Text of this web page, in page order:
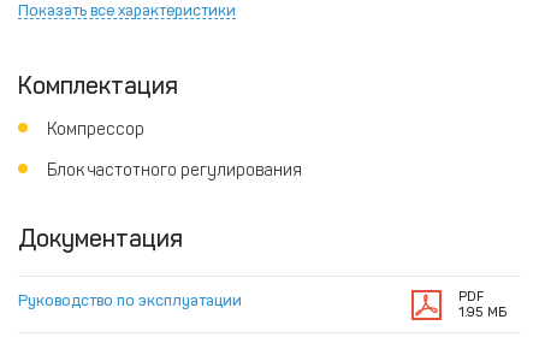
Показать все характеристики
Комплектация
Компрессор
Блок частотного регулирования
Документация
Руководство по эксплуатации
PDF
1.95 МБ